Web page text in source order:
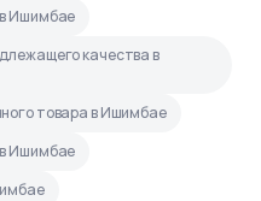
Ишимбае
качества в
товара в Ишимбае
Ишимбае